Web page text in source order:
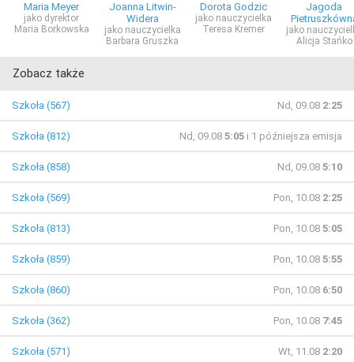
Maria Meyer
jako dyrektor
Maria Borkowska
Joanna Litwin-
Widera
jako nauczycielka
Barbara Gruszka
Dorota Godzic
jako nauczycielka
Teresa Kremer
Jagoda
jako
Alicja Stańko
Zobacz także
Szkoła (567) Nd, 09.08 2:25
Szkoła (812) Nd, 09.08 5:05 i 1 późniejsza emisja
Szkoła (858) Nd, 09.08 5:10
Szkoła (569) Pon, 10.08 2:25
Szkoła (813) Pon, 10.08 5:05
Szkoła (859) Pon, 10.08 5:55
Szkoła (860) Pon, 10.08 6:50
Szkoła (362) Pon, 10.08 7:45
Szkoła (571) Wt, 11.08 2:20